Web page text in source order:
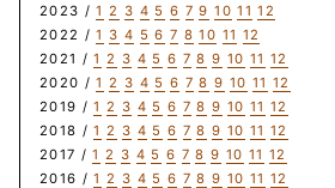
2023 /1 2 3 4 5 6 7 9 10 11 12
2022 /1 3 4 5 6 7 8 10 11 12
2021 /1 2 3 4 5 6 7 8 9 10 11 12
2020 /1 2 3 4 5 6 7 8 9 10 11 12
2019 /1 2 3 4 5 6 7 8 9 10 11 12
2018 /1 2 3 4 5 6 7 8 9 10 11 12
2017 /1 2 3 4 5 6 7 8 9 10 11 12
2016 /1 2 3 4 5 6 7 8 9 10 11 12